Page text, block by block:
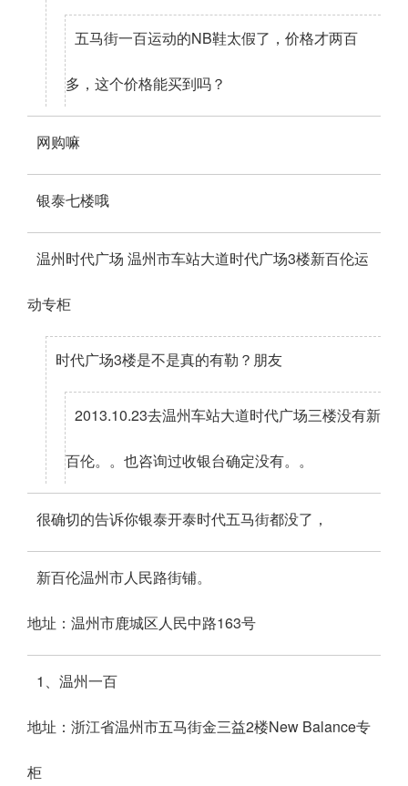
五马街一百运动的NB鞋太假了，价格才两百
多，这个价格能买到吗？
网购嘛
银泰七楼哦
温州时代广场 温州市车站大道时代广场3楼新百伦运
动专柜
时代广场3楼是不是真的有勒？朋友
2013.10.23去温州车站大道时代广场三楼没有新
百伦。。也咨询过收银台确定没有。。
很确切的告诉你银泰开泰时代五马街都没了，
新百伦温州市人民路街铺。
地址：温州市鹿城区人民中路163号
1、温州一百
地址：浙江省温州市五马街金三益2楼New Balance专
柜